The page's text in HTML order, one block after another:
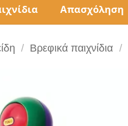
Απασχόληση
/ Βρεφικά παιχνίδια /